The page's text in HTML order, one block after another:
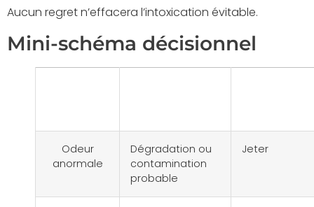
Aucun regret n’effacera l’intoxication évitable.
Mini-schéma décisionnel
Odeur
anormale
Dégradation ou
contamination
probable
Jeter